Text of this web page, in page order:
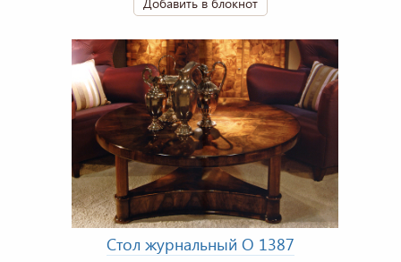
Добавить в блокнот
Стол журнальный O 1387